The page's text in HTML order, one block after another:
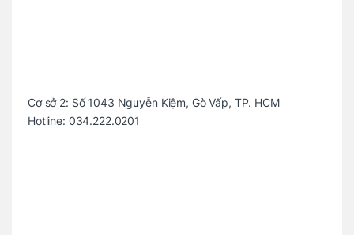
Cơ sở 2: Số 1043 Nguyễn Kiệm, Gò Vấp, TP. HCM
Hotline: 034.222.0201